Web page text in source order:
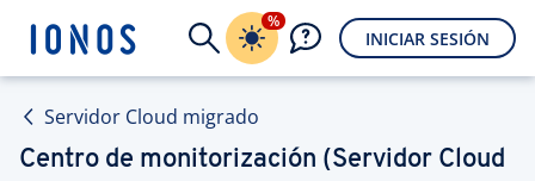
%
INICIAR SESIÓN
Servidor Cloud migrado
Centro de monitorización (Servidor Cloud